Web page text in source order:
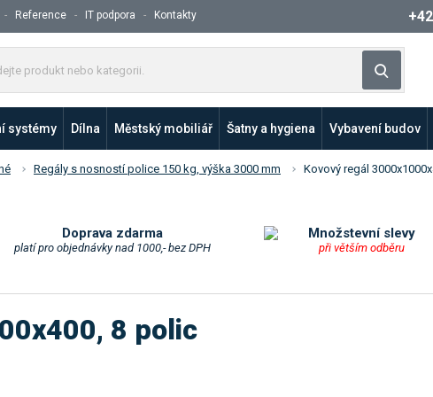
Reference IT podpora Kontakty
d
j
t
e
d
n
systémy Dílna Městský mobiliář Šatny a hygiena Vybavení budov
Regály s nosností police 150 kg, výška 3000 mm Kovový regál
Doprava zdarma
platí pro objednávky nad 1000,- bez DPH
Množstevní slevy
při větším odběru
8 polic